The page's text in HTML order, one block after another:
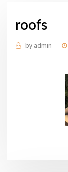
roofs
by admin